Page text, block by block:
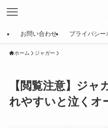
お問い合わせ プライバシー
ホーム ジャガー
【閲覧注意】ジャ
れやすいと泣くオ